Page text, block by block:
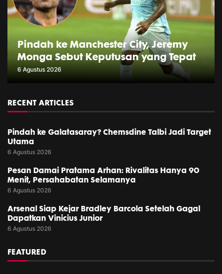
Pindah ke Manchester City, Jeremy
Monga Sebut Keputusan yang Tepat
6 Agustus 2026
RECENT ARTICLES
Pindah ke Galatasaray? Chemsdine Talbi Jadi Target
Utama
6 Agustus 2026
Pesan Damai Pratama Arhan: Rivalitas Hanya 90
Menit, Persahabatan Selamanya
6 Agustus 2026
Arsenal Siap Kejar Bradley Barcola Setelah Gagal
Dapatkan Vinicius Junior
6 Agustus 2026
FEATURED